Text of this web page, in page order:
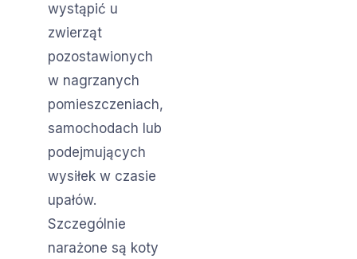
wystąpić u
zwierząt
pozostawionych
w nagrzanych
pomieszczeniach,
samochodach lub
podejmujących
wysiłek w czasie
upałów.
Szczególnie
narażone są koty